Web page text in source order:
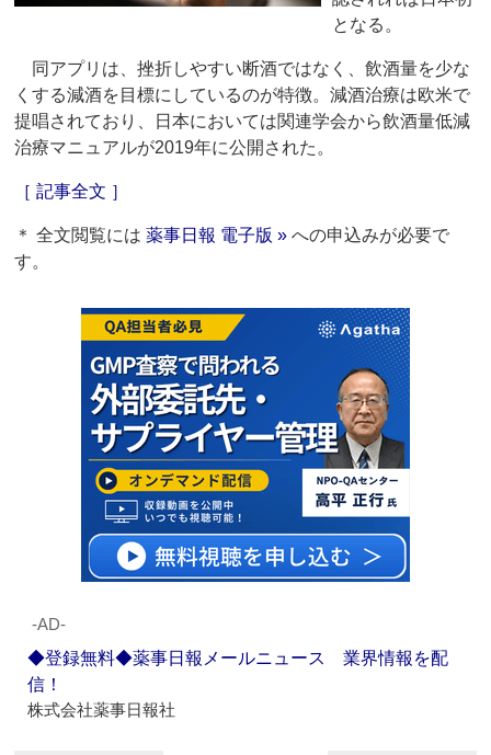
となる。
同アプリは、挫折しやすい断酒ではなく、飲酒量を少な
くする減酒を目標にしているのが特徴。減酒治療は欧米で
提唱されており、日本においては関連学会から飲酒量低減
治療マニュアルが2019年に公開された。
［ 記事全文 ］
＊ 全文閲覧には薬事日報 電子版 » への申込みが必要で
す。
‐AD‐
◆登録無料◆薬事日報メールニュース 業界情報を配
信！
株式会社薬事日報社